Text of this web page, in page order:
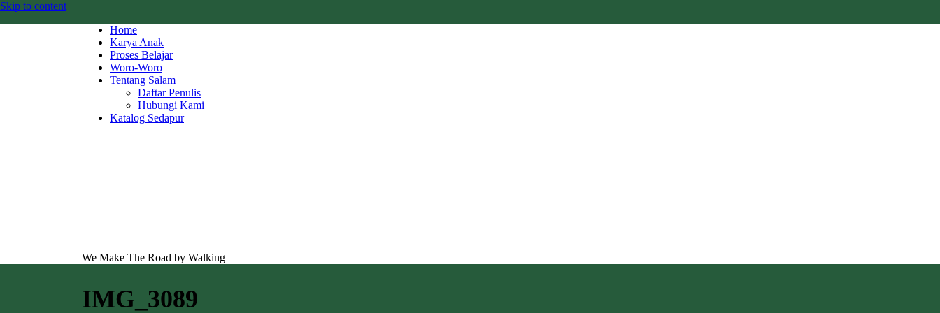
Skip to content
Home
Karya Anak
Proses Belajar
Woro-Woro
Tentang Salam
Daftar Penulis
Hubungi Kami
Katalog Sedapur
We Make The Road by Walking
IMG_3089